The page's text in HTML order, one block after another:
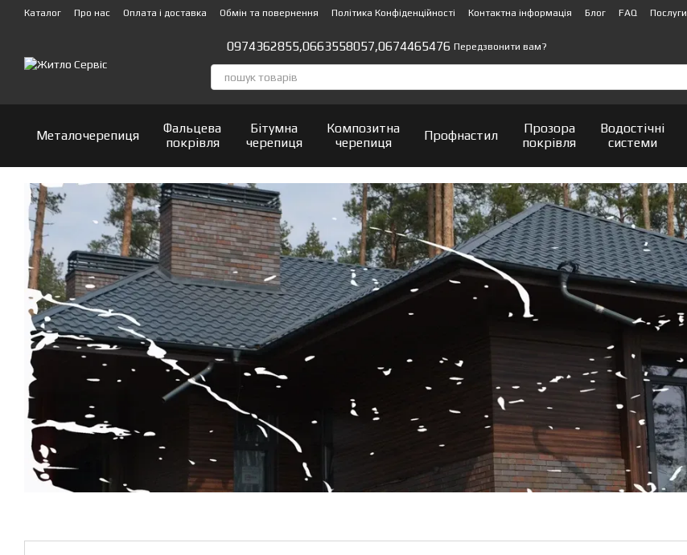
Перейти до основного контенту
Каталог Про нас Оплата і доставка Обмін та повернення Політика Конфіденційності Контактна інформація Блог FAQ Послуги
0974362855,0663558057,0674465476 Передзвонити вам?
Металочерепиця
Фальцева
покрівля
Бітумна
черепиця
Композитна
черепиця
Профнастил
Прозора
покрівля
Водостічні
системи